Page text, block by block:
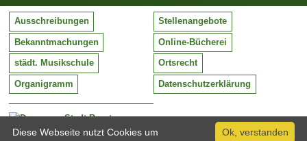
Stadt Barntrup
Mittelstraße 38
Ausschreibungen Stellenangebote
Bekanntmachungen Online-Bücherei
städt. Musikschule Ortsrecht
Organigramm Datenschutzerklärung
Ok, verstanden
Diese Webseite nutzt Cookies um